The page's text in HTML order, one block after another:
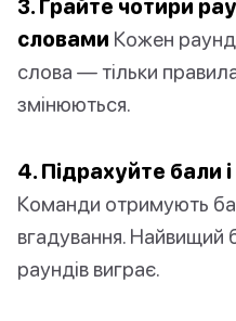
3. Грайте чотири
словами Кожен раунд
слова — тільки
змінюються.
4. Підрахуйте бали
Команди отримують
вгадування. Найвищий
раундів виграє.